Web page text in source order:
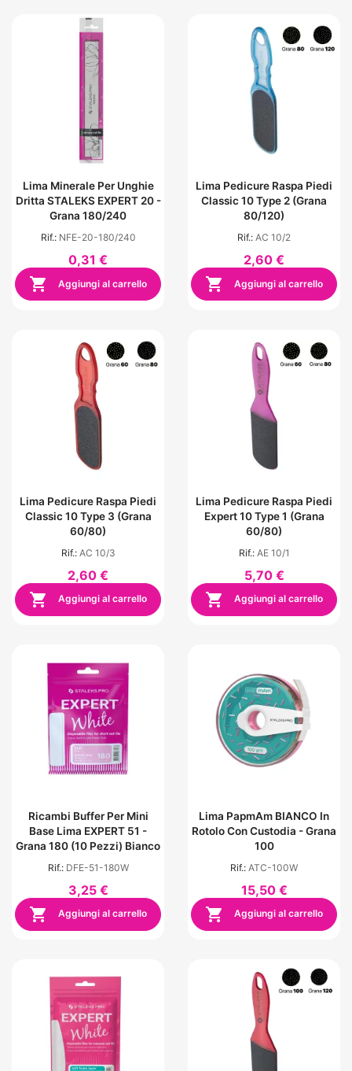
Lima Minerale Per Unghie
Dritta STALEKS EXPERT 20 -
Grana 180/240
Rif.: NFE-20-180/240
0,31 €
 Aggiungi al carrello
Lima Pedicure Raspa Piedi
Classic 10 Type 2 (grana
80/120)
Rif.: AC 10/2
2,60 €
 Aggiungi al carrello
Lima Pedicure Raspa Piedi
Classic 10 Type 3 (grana
60/80)
Rif.: AC 10/3
2,60 €
 Aggiungi al carrello
Lima Pedicure Raspa Piedi
Expert 10 Type 1 (grana
60/80)
Rif.: AE 10/1
5,70 €
 Aggiungi al carrello
Ricambi Buffer Per Mini
Base Lima EXPERT 51 -
Grana 180 (10 Pezzi) Bianco
Rif.: DFE-51-180W
3,25 €
 Aggiungi al carrello
Lima PapmAm BIANCO In
Rotolo Con Custodia - Grana
100
Rif.: ATC-100W
15,50 €
 Aggiungi al carrello